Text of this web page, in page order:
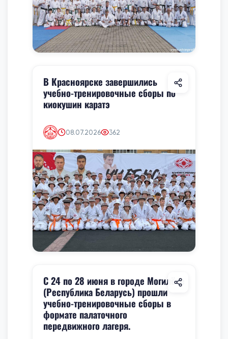
В Красноярске завершились
учебно-тренировочные сборы по
киокушин каратэ
08.07.2026 362
С 24 по 28 июня в городе Могилёве
(Республика Беларусь) прошли
учебно-тренировочные сборы в
формате палаточного
передвижного лагеря.